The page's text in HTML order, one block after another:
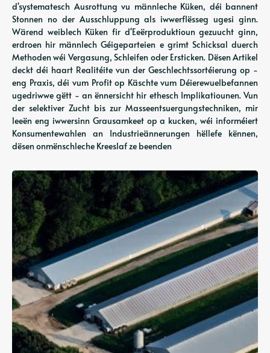
d'systematesch Ausrottung vu männleche Küken, déi bannent
Stonnen no der Ausschluppung als iwwerflësseg ugesi ginn.
Wärend weiblech Küken fir d'Eeërproduktioun gezuucht ginn,
erdroen hir männlech Géigeparteien e grimt Schicksal duerch
Methoden wéi Vergasung, Schleifen oder Ersticken. Dësen Artikel
deckt déi haart Realitéite vun der Geschlechtssortéierung op -
eng Praxis, déi vum Profit op Käschte vum Déierewuelbefannen
ugedriwwe gëtt - an ënnersicht hir ethesch Implikatiounen. Vun
der selektiver Zucht bis zur Masseentsuergungstechniken, mir
leeën eng iwwersinn Grausamkeet op a kucken, wéi informéiert
Konsumentewahlen an Industrieännerungen hëllefe kënnen,
dësen onmënschleche Kreeslaf ze beenden